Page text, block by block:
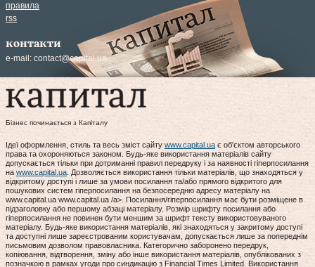
правила
rss
контакти
e-mail: contact@capital.ua
Бізнес починається з Капіталу
Ідеї оформлення, стиль та весь зміст сайту www.capital.uaє об'єктом авторського
права та охороняються законом. Будь-яке використання матеріалів сайту
допускається тільки при дотриманні правил передруку і за наявності гіперпосилання
наwww.capital.ua. Дозволяється використання тільки матеріалів, що знаходяться у
відкритому доступі і лише за умови посилання та/або прямого відкритого для
пошукових систем гіперпосилання на безпосередню адресу матеріалу на
www.capital.ua www.capital.ua /a>. Посилання/гіперпосилання має бути розміщене в
підзаголовку або першому абзаці матеріалу. Розмір шрифту посилання або
гіперпосилання не повинен бути меншим за шрифт тексту використовуваного
матеріалу. Будь-яке використання матеріалів, які знаходяться у закритому доступі
та доступні лише зареєстрованим користувачам, допускається лише за попереднім
письмовим дозволом правовласника. Категорично заборонено передрук,
копіювання, відтворення, зміну або інше використання матеріалів, опублікованих з
позначкою в рамках угоди про синдикацію з Financial Times Limited. Використання